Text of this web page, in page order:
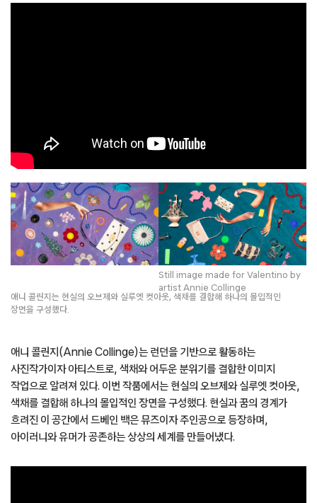
Still image made for Valentino by
artist Annie Collinge
애니 콜린지는 현실의 오브제와 실루엣 컷아웃, 색채를 결합해 하나의 몰입적인
장면을 구성했다.
애니 콜린지(Annie Collinge)는 런던을 기반으로 활동하는
사진작가이자 아티스트로, 색채와 어두운 분위기를 결합한 이미지
작업으로 알려져 있다. 이번 작품에서는 현실의 오브제와 실루엣 컷아웃,
색채를 결합해 하나의 몰입적인 장면을 구성했다. 현실과 꿈의 경계가
흐려진 이 공간에서 드베인 백은 뮤즈이자 주인공으로 등장하며,
아이러니와 유머가 공존하는 상상의 세계를 만들어냈다.